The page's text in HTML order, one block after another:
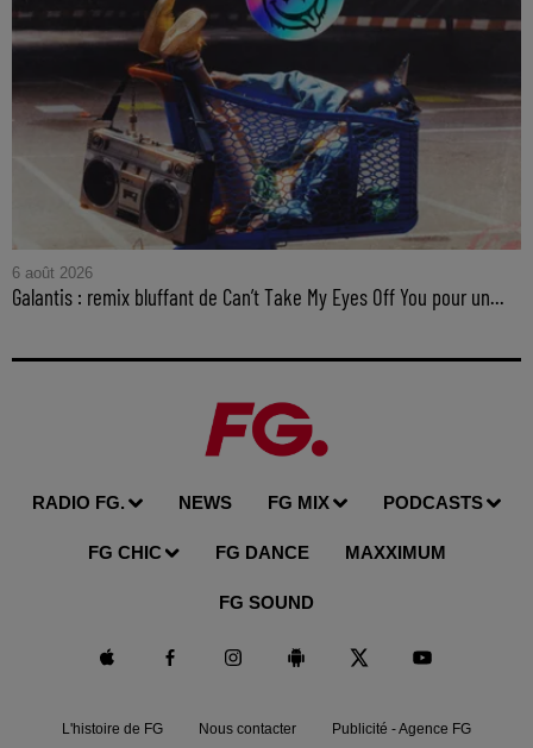
6 août 2026
Galantis : remix bluffant de Can’t Take My Eyes Off You pour un...
RADIO FG. NEWS FG MIX PODCASTS
FG CHIC FG DANCE MAXXIMUM
FG SOUND
L'histoire de FG Nous contacter Publicité - Agence FG